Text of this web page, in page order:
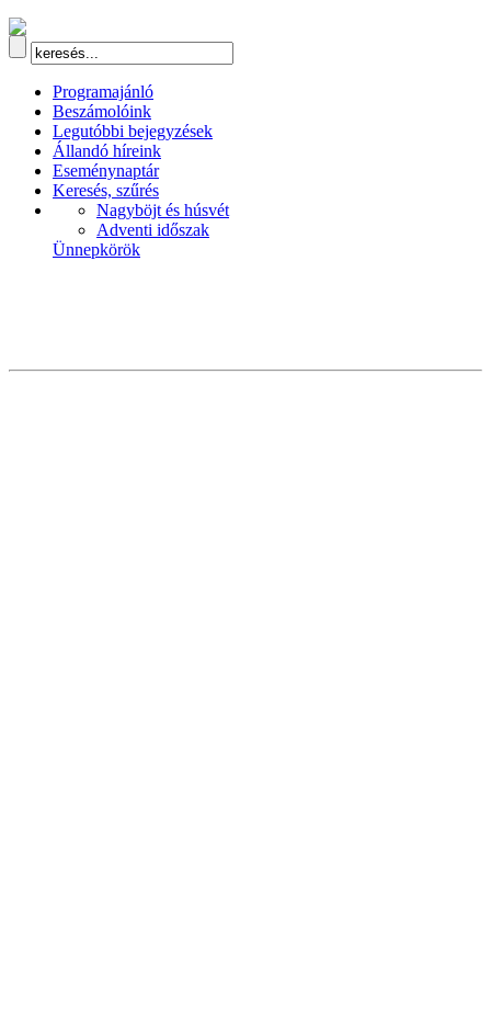
Programajánló
Beszámolóink
Legutóbbi bejegyzések
Állandó híreink
Eseménynaptár
Keresés, szűrés
Nagyböjt és húsvét
Adventi időszak
Ünnepkörök